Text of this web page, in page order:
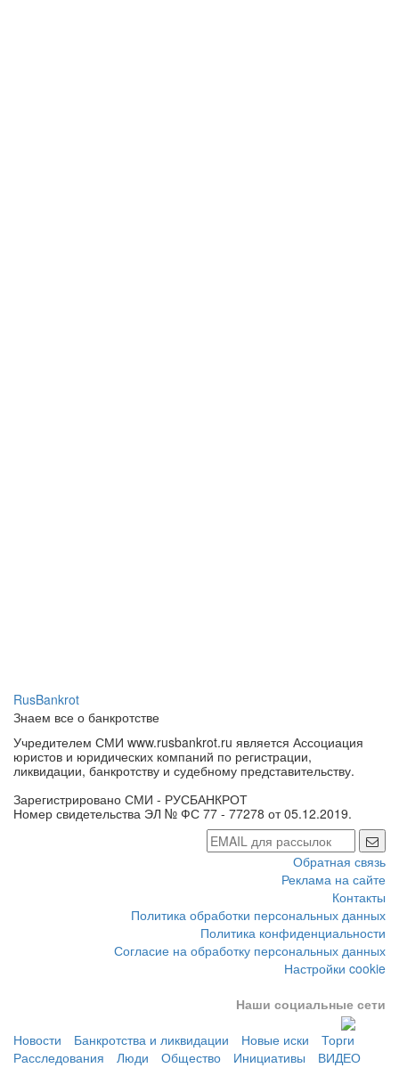
RusBankrot
Знаем все о банкротстве
Учредителем СМИ www.rusbankrot.ru является Ассоциация
юристов и юридических компаний по регистрации,
Зарегистрировано СМИ - РУСБАНКРОТ
Номер свидетельства ЭЛ № ФС 77 - 77278 от 05.12.2019.
Обратная связь
Реклама на сайте
Контакты
Политика обработки персональных данных
Политика конфиденциальности
Согласие на обработку персональных данных
Наши социальные сети
Новости Банкротства и ликвидации Новые иски
Торги